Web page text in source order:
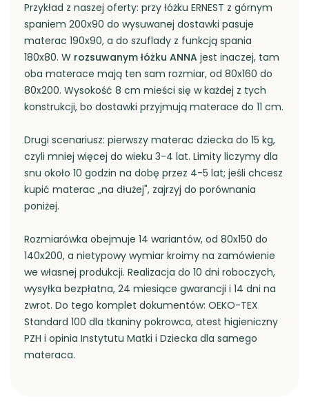
Przykład z naszej oferty: przy łóżku ERNEST z górnym
spaniem 200x90 do wysuwanej dostawki pasuje
materac 190x90, a do szuflady z funkcją spania
180x80. W rozsuwanym łóżku ANNA jest inaczej, tam
oba materace mają ten sam rozmiar, od 80x160 do
80x200. Wysokość 8 cm mieści się w każdej z tych
konstrukcji, bo dostawki przyjmują materace do 11 cm.
Drugi scenariusz: pierwszy materac dziecka do 15 kg,
czyli mniej więcej do wieku 3-4 lat. Limity liczymy dla
snu około 10 godzin na dobę przez 4-5 lat; jeśli chcesz
kupić materac „na dłużej", zajrzyj do porównania
poniżej.
Rozmiarówka obejmuje 14 wariantów, od 80x150 do
140x200, a nietypowy wymiar kroimy na zamówienie
we własnej produkcji. Realizacja do 10 dni roboczych,
wysyłka bezpłatna, 24 miesiące gwarancji i 14 dni na
zwrot. Do tego komplet dokumentów: OEKO-TEX
Standard 100 dla tkaniny pokrowca, atest higieniczny
PZH i opinia Instytutu Matki i Dziecka dla samego
materaca.